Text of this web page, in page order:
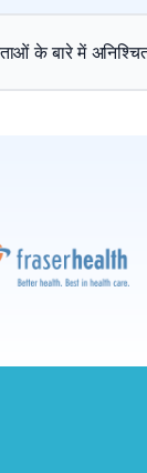
के बारे में अनिश्चित